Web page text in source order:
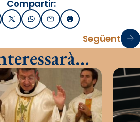
Compartir:
X / TwitterWhatsApp
EmailImprimir
Següent